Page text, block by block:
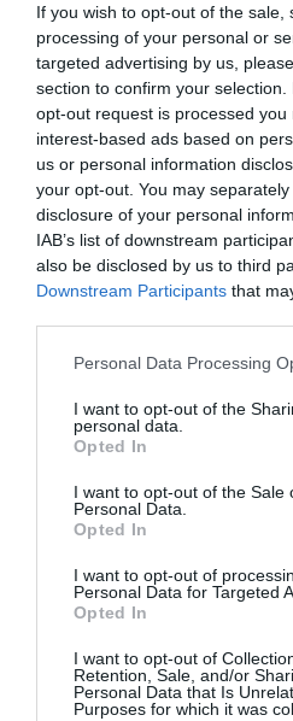
If you wish to opt-out of the
processing of your personal or
targeted advertising by us,
section to confirm your
opt-out request is processed you
interest-based ads based on
us or personal information
your opt-out. You may
disclosure of your personal
IAB’s list of downstream
also be disclosed by us to third
Downstream Participants that
Personal Data Processing
I want to opt-out of the
personal data.
Opted In
I want to opt-out of the Sale
Personal Data.
Opted In
I want to opt-out of
Personal Data for Targeted
Opted In
I want to opt-out of
Retention, Sale, and/or
Personal Data that Is
Purposes for which it was
μουσικά σχολεία στον Άλιμο
όπως οι «Ραψωδοί» που
αρχαιολογικούς χώρους και
μουσικής.
Αν και διαθέτει μία τέτοια
δυστύχημα να υπάρχει
κομμάτι της. Ο Λάγιος
κλίμακα. Τοπικά αφιερώματα
όμως στην Αθήνα η
τιμήν του, ήταν το 2011 στη
Τεχνών, στο πλαίσιο ενός
τραγουδιού/ Ο Άγνωστος
γνωρίζουν τον συνθέτη ενός
κομματιού όπως το «Όμορφη
σημαντικούς φορείς και να
τραγουδιών, ορχηστρικών
Ήδη στην πατρίδα του
χορωδίες και μουσικούς να
εξαντλημένα πλέον βιβλία.
Λάγιος» (1996) από τις